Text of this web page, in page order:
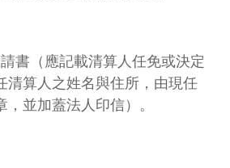
書（應記載清算人任免或決定
清算人之姓名與住所，由現任
，並加蓋法人印信）。